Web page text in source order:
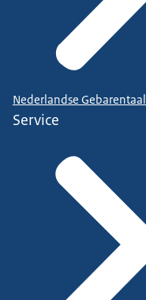
Nederlandse Gebarentaal
Service